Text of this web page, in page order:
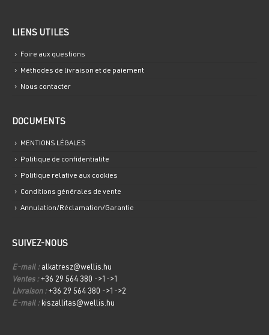
LIENS UTILES
Foire aux questions
Méthodes de livraison et de paiement
Nous contacter
DOCUMENTS
MENTIONS LÉGALES
Politique de confidentialite
Politique relative aux cookies
Conditions générales de vente
Annulation/Réclamation/Garantie
SUIVEZ-NOUS
E-mail : alkatresz@wellis.hu
Ventes : +36 29 564 380 ->1->1
Livraison : +36 29 564 380 ->1->2
E-mail : kiszallitas@wellis.hu